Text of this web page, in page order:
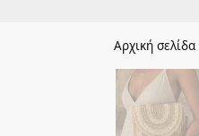
Αρχική σελίδα